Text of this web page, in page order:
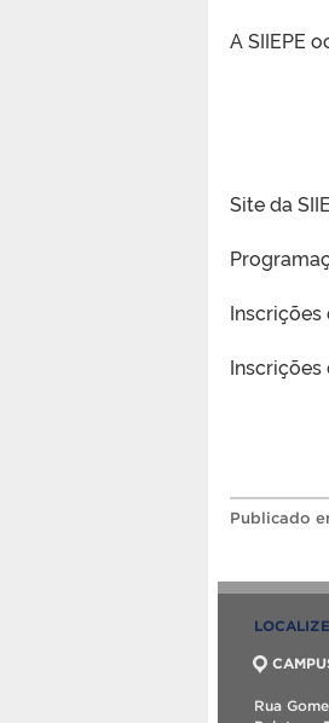
A SIIEPE
Site da
Inscrições
Publicado
Rua